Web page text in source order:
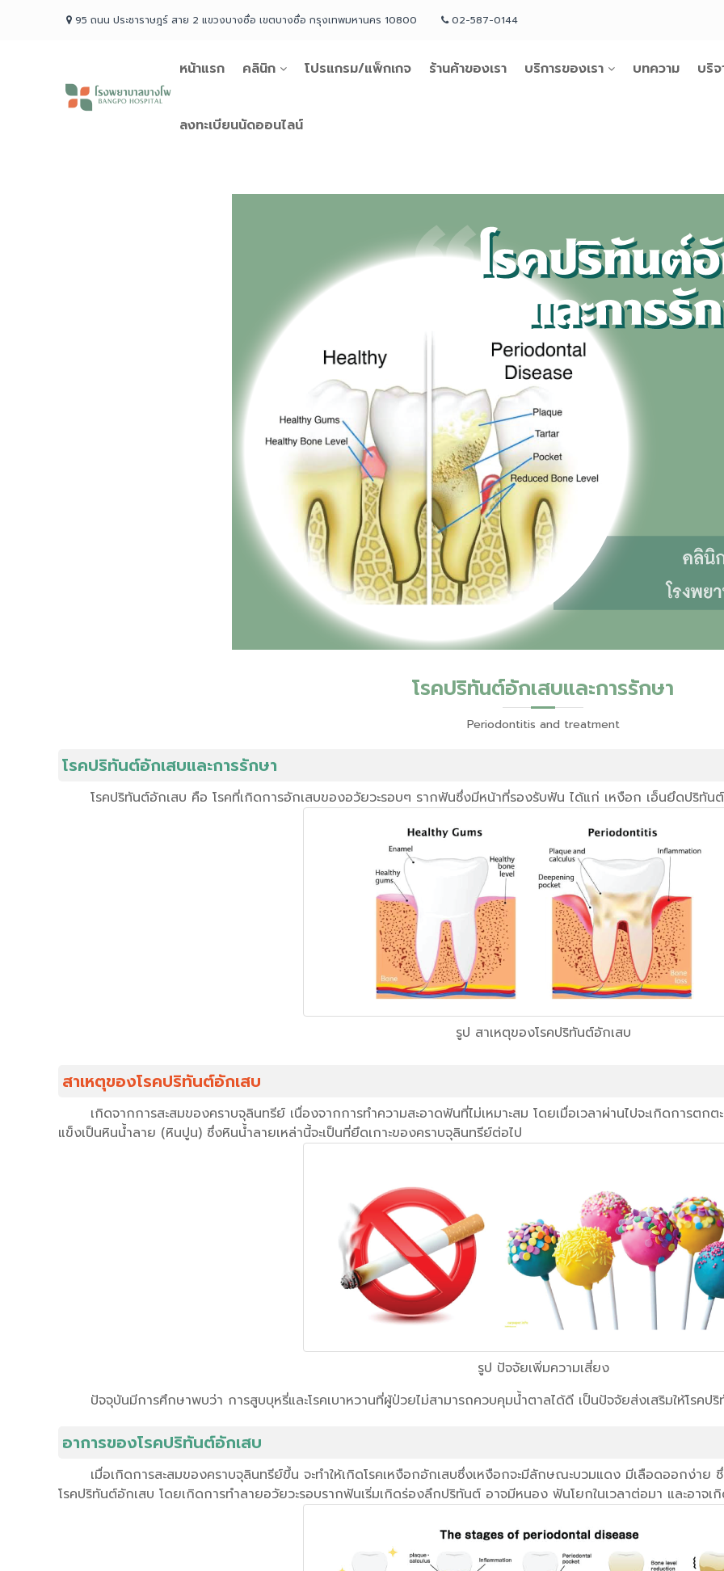
95 ถนน ประชาราษฎร์ สาย 2 แขวงบางซื่อ เขตบางซื่อ กรุงเทพมหานคร 10800 02-587-0144
โรง
พยาบาล
บางโพ
หน้าแรก คลินิก โปรแกรม/แพ็กเกจ ร้านค้าของเรา บริการของเรา บทความ บริ
ลงทะเบียนนัดออนไลน์
โรคปริทันต์อักเสบและการรักษา
Periodontitis and treatment
โรคปริทันต์อักเสบและการรักษา
โรคปริทันต์อักเสบ คือ โรคที่เกิดการอักเสบของอวัยวะรอบๆ รากฟันซึ่งมีหน้าที่รองรับฟัน ได้แก่ เหงือก เอ็นยึดปริทัน
รูป สาเหตุของโรคปริทันต์อักเสบ
สาเหตุของโรคปริทันต์อักเสบ
เกิดจากการสะสมของคราบจุลินทรีย์ เนื่องจากการทำความสะอาดฟันที่ไม่เหมาะสม โดยเมื่อเวลาผ่านไปจะเกิดการต
แข็งเป็นหินน้ำลาย (หินปูน) ซึ่งหินน้ำลายเหล่านี้จะเป็นที่ยึดเกาะของคราบจุลินทรีย์ต่อไป
รูป ปัจจัยเพิ่มความเสี่ยง
ปัจจุบันมีการศึกษาพบว่า การสูบบุหรี่และโรคเบาหวานที่ผู้ป่วยไม่สามารถควบคุมน้ำตาลได้ดี เป็นปัจจัยส่งเสริมให้โรคป
อาการของโรคปริทันต์อักเสบ
เมื่อเกิดการสะสมของคราบจุลินทรีย์ขึ้น จะทำให้เกิดโรคเหงือกอักเสบซึ่งเหงือกจะมีลักษณะบวมแดง มีเลือดออกง่าย
โรคปริทันต์อักเสบ โดยเกิดการทำลายอวัยวะรอบรากฟันเริ่มเกิดร่องลึกปริทันต์ อาจมีหนอง ฟันโยกในเวลาต่อมา และอา